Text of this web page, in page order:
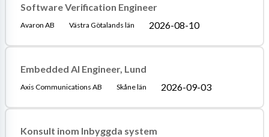
Software Verification Engineer
Avaron AB Västra Götalands län 2026-08-10
Embedded AI Engineer, Lund
Axis Communications AB Skåne län 2026-09-03
Konsult inom Inbyggda system